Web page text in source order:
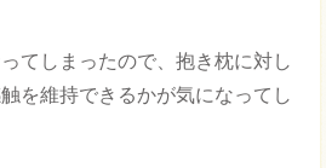
てしまったので、抱き枕に対し
を維持できるかが気になってし